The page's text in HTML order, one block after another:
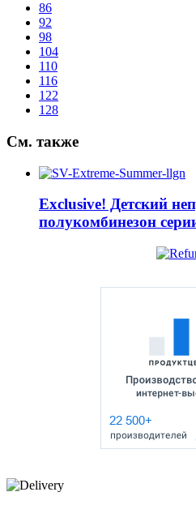
86
92
98
104
110
116
122
128
См. также
Exclusive! Детский
полукомбинезон